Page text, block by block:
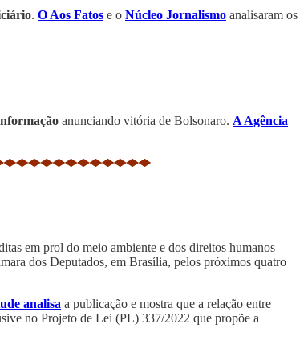
. O Aos Fatos e o Núcleo Jornalismo analisaram os
anunciando vitória de Bolsonaro. A Agência
em prol do meio ambiente e dos direitos humanos
dos Deputados, em Brasília, pelos próximos quatro
analisa a publicação e mostra que a relação entre
no Projeto de Lei (PL) 337/2022 que propõe a